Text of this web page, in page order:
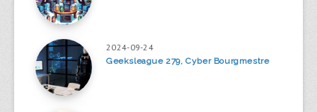
2024-09-24
Geeksleague 279, Cyber Bourgmestre